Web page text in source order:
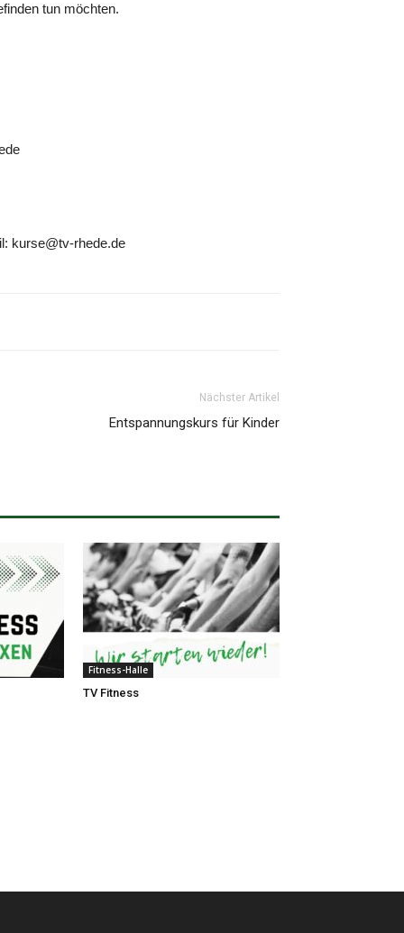
tun möchten.
kurse@tv-rhede.de
Nächster Artikel
Entspannungskurs für Kinder
Fitness-Halle
TV Fitness